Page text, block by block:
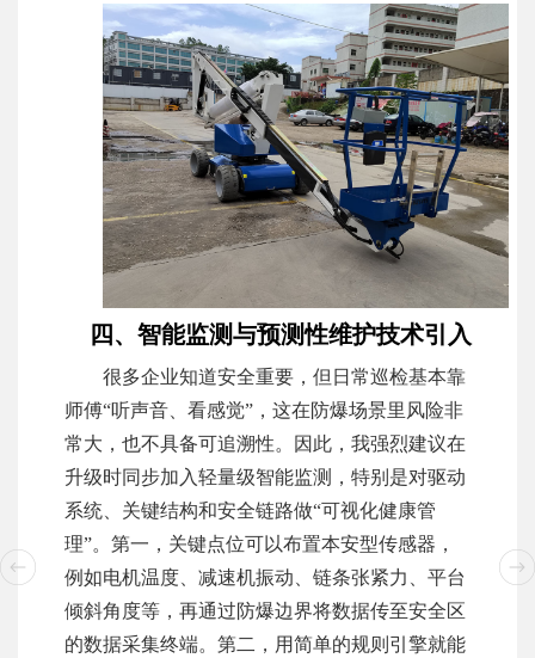
四、智能监测与预测性维护技术引入
很多企业知道安全重要，但日常巡检基本靠
师傅“听声音、看感觉”，这在防爆场景里风险非
常大，也不具备可追溯性。因此，我强烈建议在
升级时同步加入轻量级智能监测，特别是对驱动
系统、关键结构和安全链路做“可视化健康管
理”。第一，关键点位可以布置本安型传感器，
例如电机温度、减速机振动、链条张紧力、平台
倾斜角度等，再通过防爆边界将数据传至安全区
的数据采集终端。第二，用简单的规则引擎就能